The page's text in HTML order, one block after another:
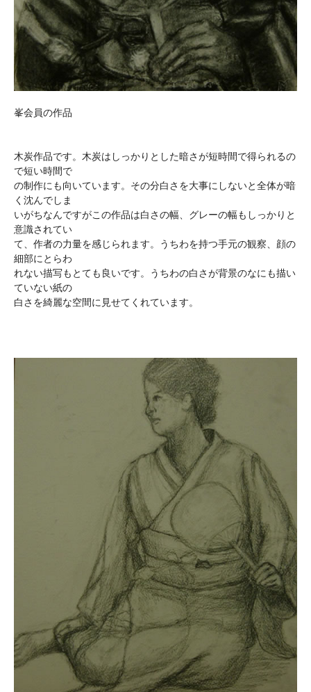
峯会員の作品
木炭作品です。木炭はしっかりとした暗さが短時間で得られるの
で短い時間で
の制作にも向いています。その分白さを大事にしないと全体が暗
く沈んでしま
いがちなんですがこの作品は白さの幅、グレーの幅もしっかりと
意識されてい
て、作者の力量を感じられます。うちわを持つ手元の観察、顔の
細部にとらわ
れない描写もとても良いです。うちわの白さが背景のなにも描い
ていない紙の
白さを綺麗な空間に見せてくれています。